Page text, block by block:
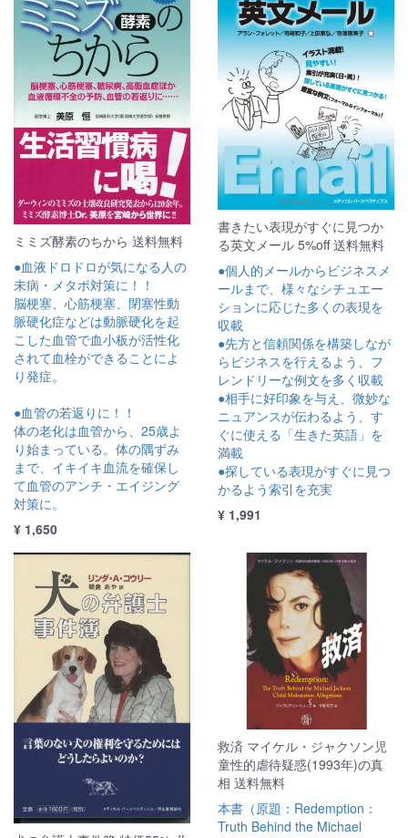
ミミズ酵素のちから 送料無料
●血液ドロドロが気になる人の
未病・メタボ対策に！！
脳梗塞、心筋梗塞、閉塞性動
脈硬化症などは動脈硬化を起
こした血管で血小板が活性化
されて血栓ができることによ
り発症。
●血管の若返りに！！
体の老化は血管から、25歳よ
り始まっている。体の隅ずみ
まで、イキイキ血流を確保し
て血管のアンチ・エイジング
対策に。
¥ 1,650
書きたい表現がすぐに見つか
る英文メール 5%off 送料無料
●個人的メールからビジネスメ
ールまで、様々なシチュエー
ションに応じた多くの表現を
収載
●先方と信頼関係を構築しなが
らビジネスを行えるよう、フ
レンドリーな例文を多く収載
●相手に好印象を与え、微妙な
ニュアンスが伝わるよう、す
ぐに使える「生きた英語」を
満載
●探している表現がすぐに見つ
かるよう索引を充実
¥ 1,991
救済 マイケル・ジャクソン児
童性的虐待疑惑(1993年)の真
相 送料無料
本書（原題：Redemption：
Truth Behind the Michael